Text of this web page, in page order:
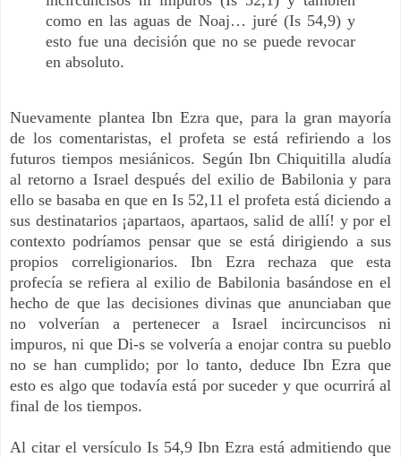
como en las aguas de Noaj… juré (Is 54,9) y
esto fue una decisión que no se puede revocar
en absoluto.
Nuevamente plantea Ibn Ezra que, para la gran mayoría
de los comentaristas, el profeta se está refiriendo a los
futuros tiempos mesiánicos. Según Ibn Chiquitilla aludía
al retorno a Israel después del exilio de Babilonia y para
ello se basaba en que en Is 52,11 el profeta está diciendo a
sus destinatarios ¡apartaos, apartaos, salid de allí! y por el
contexto podríamos pensar que se está dirigiendo a sus
propios correligionarios. Ibn Ezra rechaza que esta
profecía se refiera al exilio de Babilonia basándose en el
hecho de que las decisiones divinas que anunciaban que
no volverían a pertenecer a Israel incircuncisos ni
impuros, ni que Di-s se volvería a enojar contra su pueblo
no se han cumplido; por lo tanto, deduce Ibn Ezra que
esto es algo que todavía está por suceder y que ocurrirá al
final de los tiempos.
Al citar el versículo Is 54,9 Ibn Ezra está admitiendo que